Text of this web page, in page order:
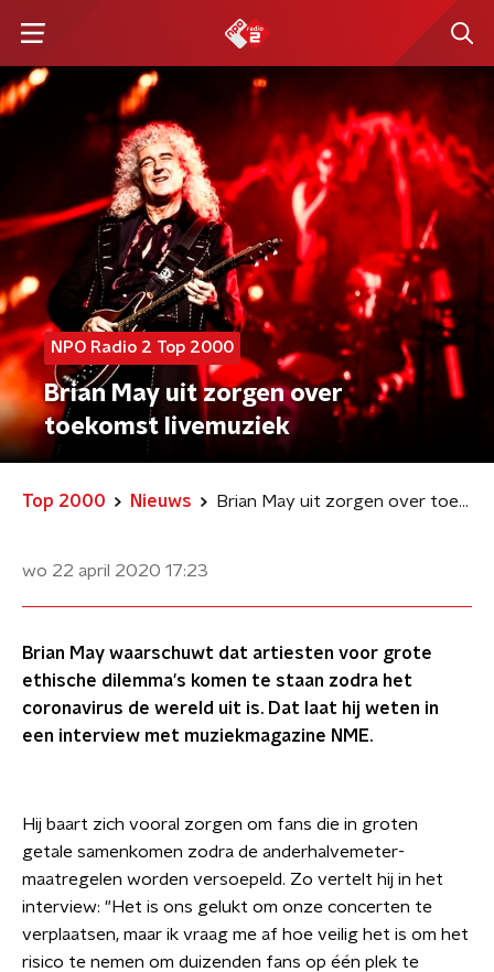
NPO Radio 2 Top 2000
Brian May uit zorgen over
toekomst livemuziek
Top 2000 Nieuws Brian May uit zorgen over toekomst livemuziek
wo 22 april 2020 17:23
Brian May waarschuwt dat artiesten voor grote
ethische dilemma's komen te staan zodra het
coronavirus de wereld uit is. Dat laat hij weten in
een interview met muziekmagazine NME.
Hij baart zich vooral zorgen om fans die in groten
getale samenkomen zodra de anderhalvemeter-
maatregelen worden versoepeld. Zo vertelt hij in het
interview: "Het is ons gelukt om onze concerten te
verplaatsen, maar ik vraag me af hoe veilig het is om het
risico te nemen om duizenden fans op één plek te